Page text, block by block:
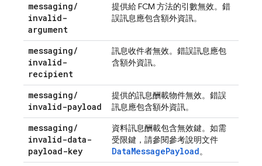
messaging/
invalid-
argument
提供給FCM 方法的引數無效。錯
誤訊息應包含額外資訊。
messaging/
invalid-
recipient
訊息收件者無效。錯誤訊息應包
含額外資訊。
messaging/
invalid-payload
提供的訊息酬載物件無效。錯誤
訊息應包含額外資訊。
messaging/
invalid-data-
payload-key
資料訊息酬載包含無效鍵。如需
受限鍵，請參閱參考說明文件
DataMessagePayload。